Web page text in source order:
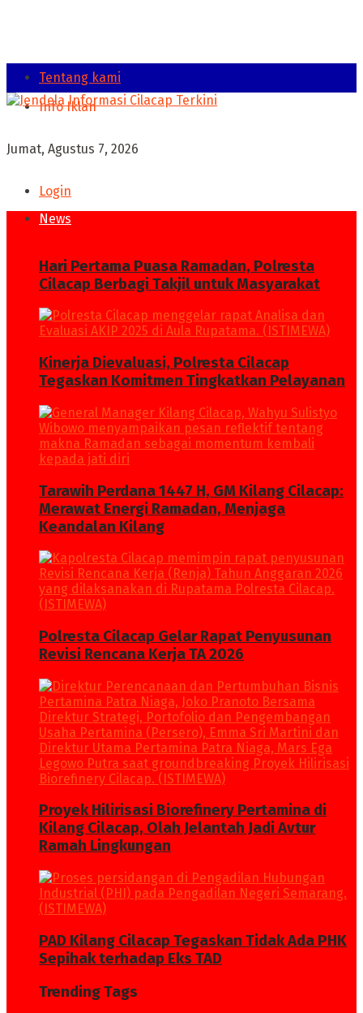
Tentang kami
Info Iklan
Jumat, Agustus 7, 2026
Login
News
Hari Pertama Puasa Ramadan, Polresta
Cilacap Berbagi Takjil untuk Masyarakat
Kinerja Dievaluasi, Polresta Cilacap
Tegaskan Komitmen Tingkatkan Pelayanan
Tarawih Perdana 1447 H, GM Kilang Cilacap:
Merawat Energi Ramadan, Menjaga
Keandalan Kilang
Polresta Cilacap Gelar Rapat Penyusunan
Revisi Rencana Kerja TA 2026
Proyek Hilirisasi Biorefinery Pertamina di
Kilang Cilacap, Olah Jelantah Jadi Avtur
Ramah Lingkungan
PAD Kilang Cilacap Tegaskan Tidak Ada PHK
Sepihak terhadap Eks TAD
Trending Tags